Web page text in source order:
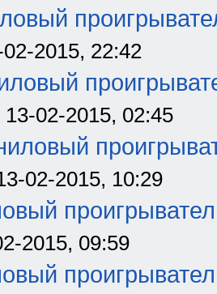
2015, 22:42
13-02-2015, 02:45
02-2015, 10:29
2015, 09:59